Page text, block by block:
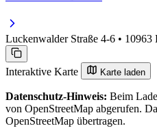
Luckenwalder Straße 4-6 • 10963
Interaktive Karte Karte laden
Datenschutz-Hinweis: Beim
von OpenStreetMap abgerufen.
OpenStreetMap übertragen.